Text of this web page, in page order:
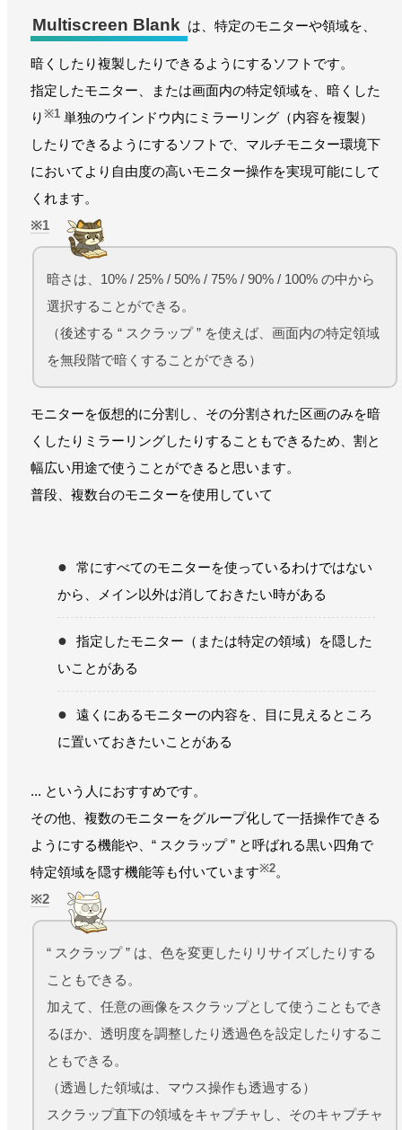
Multiscreen Blank は、特定のモニターや領域を、
暗くしたり複製したりできるようにするソフトです。
指定したモニター、または画面内の特定領域を、暗くした
り ※1 単独のウインドウ内にミラーリング（内容を複製）
したりできるようにするソフトで、マルチモニター環境下
においてより自由度の高いモニター操作を実現可能にして
くれます。
1
暗さは、10% / 25% / 50% / 75% / 90% / 100% の中から
選択することができる。
（後述する “ スクラップ ” を使えば、画面内の特定領域
を無段階で暗くすることができる）
モニターを仮想的に分割し、その分割された区画のみを暗
くしたりミラーリングしたりすることもできるため、割と
幅広い用途で使うことができると思います。
普段、複数台のモニターを使用していて
常にすべてのモニターを使っているわけではない
から、メイン以外は消しておきたい時がある
指定したモニター（または特定の領域）を隠した
いことがある
遠くにあるモニターの内容を、目に見えるところ
に置いておきたいことがある
... という人におすすめです。
その他、複数のモニターをグループ化して一括操作できる
ようにする機能や、“ スクラップ ” と呼ばれる黒い四角で
特定領域を隠す機能等も付いています※2。
2
“ スクラップ ” は、色を変更したりリサイズしたりする
こともできる。
加えて、任意の画像をスクラップとして使うこともでき
るほか、透明度を調整したり透過色を設定したりするこ
ともできる。
（透過した領域は、マウス操作も透過する）
スクラップ直下の領域をキャプチャし、そのキャプチャ